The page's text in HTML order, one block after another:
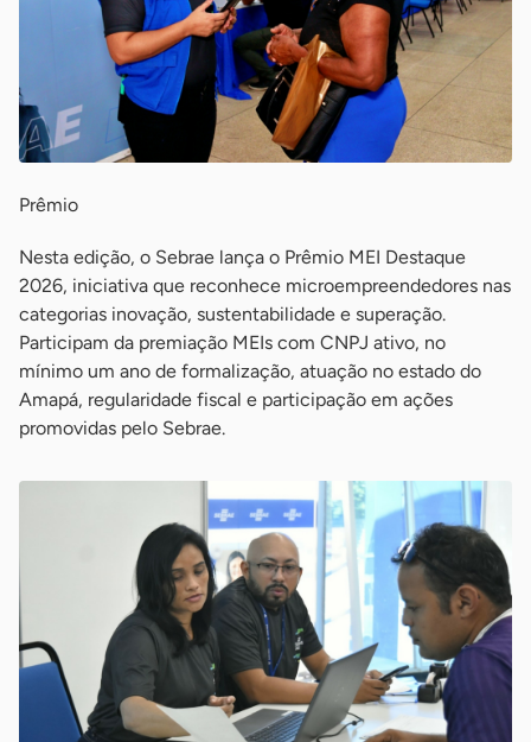
Prêmio
Nesta edição, o Sebrae lança o Prêmio MEI Destaque
2026, iniciativa que reconhece microempreendedores nas
categorias inovação, sustentabilidade e superação.
Participam da premiação MEIs com CNPJ ativo, no
mínimo um ano de formalização, atuação no estado do
Amapá, regularidade fiscal e participação em ações
promovidas pelo Sebrae.